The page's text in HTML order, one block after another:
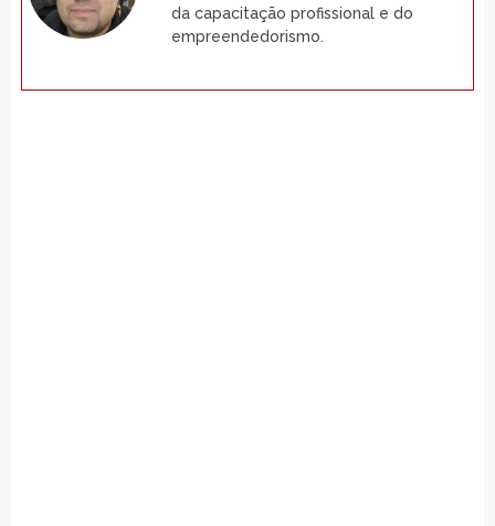
da capacitação profissional e do
empreendedorismo.